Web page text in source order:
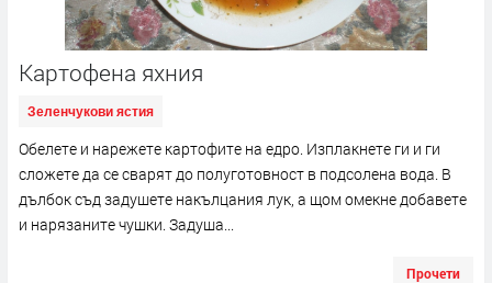
Картофена яхния
Зеленчукови ястия
Обелете и нарежете картофите на едро. Изплакнете ги и ги
сложете да се сварят до полуготовност в подсолена вода. В
дълбок съд задушете накълцания лук, а щом омекне добавете
и нарязаните чушки. Задуша...
Прочети